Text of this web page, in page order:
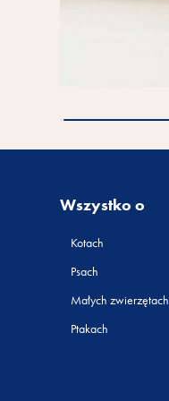
Wszystko o
Kotach
Psach
Małych zwierzętach
Ptakach